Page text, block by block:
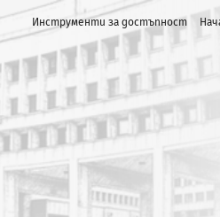
Инструменти за достъпност